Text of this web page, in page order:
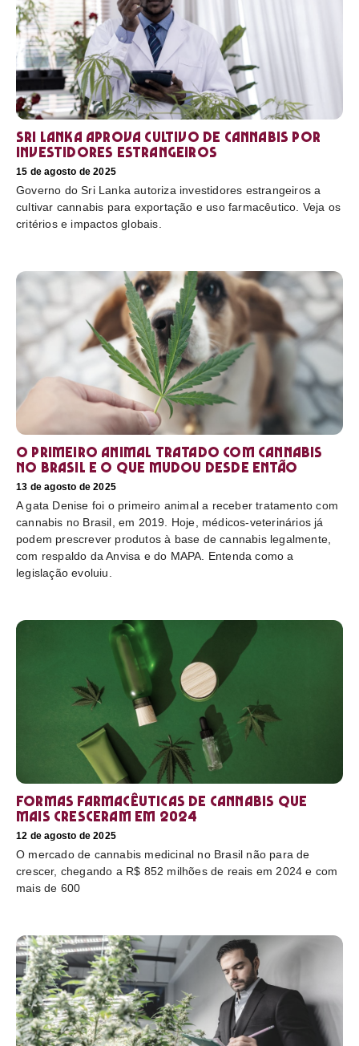
Sri Lanka aprova cultivo de cannabis por
investidores estrangeiros
15 de agosto de 2025
Governo do Sri Lanka autoriza investidores estrangeiros a
cultivar cannabis para exportação e uso farmacêutico. Veja os
critérios e impactos globais.
O primeiro animal tratado com cannabis
no Brasil e o que mudou desde então
13 de agosto de 2025
A gata Denise foi o primeiro animal a receber tratamento com
cannabis no Brasil, em 2019. Hoje, médicos-veterinários já
podem prescrever produtos à base de cannabis legalmente,
com respaldo da Anvisa e do MAPA. Entenda como a
legislação evoluiu.
Formas farmacêuticas de cannabis que
mais cresceram em 2024
12 de agosto de 2025
O mercado de cannabis medicinal no Brasil não para de
crescer, chegando a R$ 852 milhões de reais em 2024 e com
mais de 600